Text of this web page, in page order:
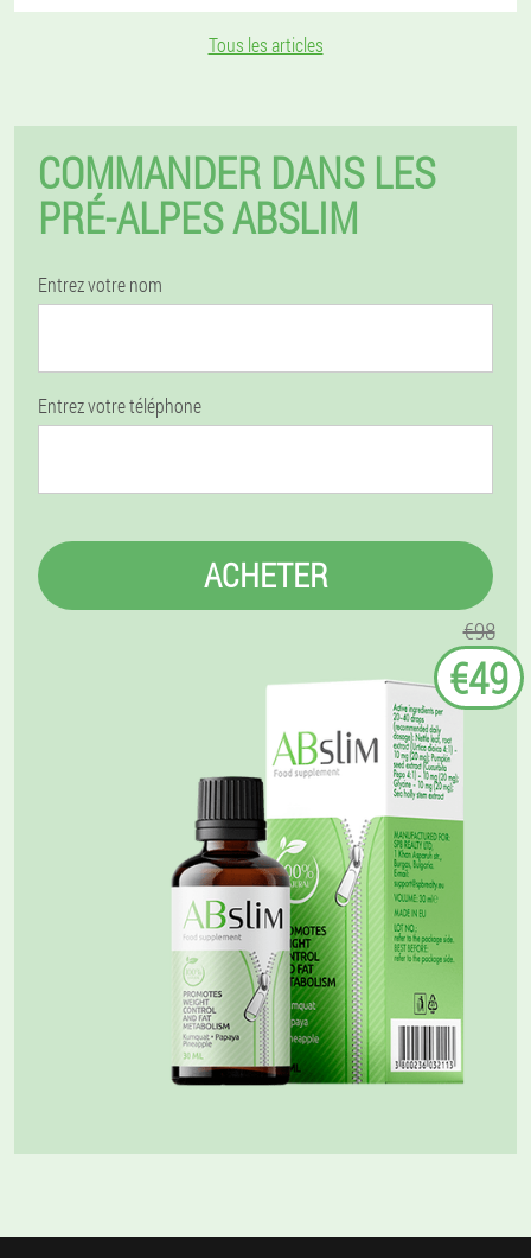
Tous les articles
COMMANDER DANS LES
PRÉ-ALPES ABSLIM
Entrez votre nom
Entrez votre téléphone
ACHETER
€98
€49